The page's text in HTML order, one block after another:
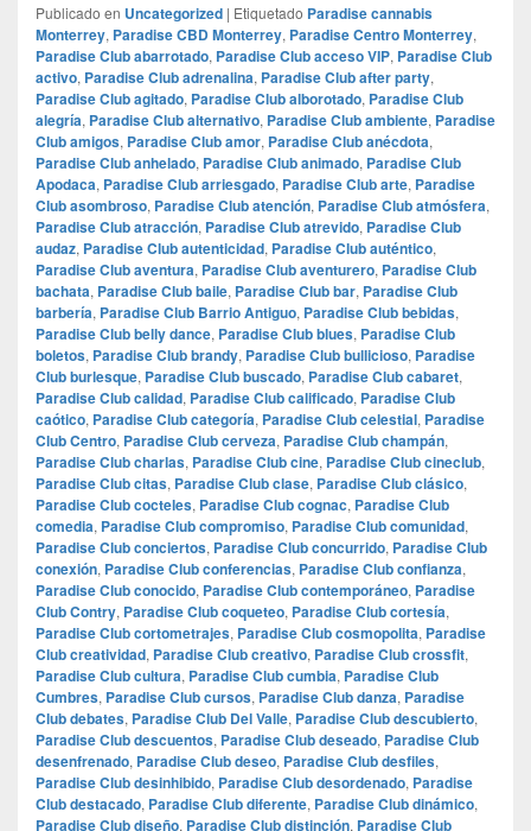
Publicado en Uncategorized | Etiquetado Paradise cannabis
Monterrey, Paradise CBD Monterrey, Paradise Centro Monterrey,
Paradise Club abarrotado, Paradise Club acceso VIP, Paradise Club
activo, Paradise Club adrenalina, Paradise Club after party,
Paradise Club agitado, Paradise Club alborotado, Paradise Club
alegría, Paradise Club alternativo, Paradise Club ambiente, Paradise
Club amigos, Paradise Club amor, Paradise Club anécdota,
Paradise Club anhelado, Paradise Club animado, Paradise Club
Apodaca, Paradise Club arriesgado, Paradise Club arte, Paradise
Club asombroso, Paradise Club atención, Paradise Club atmósfera,
Paradise Club atracción, Paradise Club atrevido, Paradise Club
audaz, Paradise Club autenticidad, Paradise Club auténtico,
Paradise Club aventura, Paradise Club aventurero, Paradise Club
bachata, Paradise Club baile, Paradise Club bar, Paradise Club
barbería, Paradise Club Barrio Antiguo, Paradise Club bebidas,
Paradise Club belly dance, Paradise Club blues, Paradise Club
boletos, Paradise Club brandy, Paradise Club bullicioso, Paradise
Club burlesque, Paradise Club buscado, Paradise Club cabaret,
Paradise Club calidad, Paradise Club calificado, Paradise Club
caótico, Paradise Club categoría, Paradise Club celestial, Paradise
Club Centro, Paradise Club cerveza, Paradise Club champán,
Paradise Club charlas, Paradise Club cine, Paradise Club cineclub,
Paradise Club citas, Paradise Club clase, Paradise Club clásico,
Paradise Club cocteles, Paradise Club cognac, Paradise Club
comedia, Paradise Club compromiso, Paradise Club comunidad,
Paradise Club conciertos, Paradise Club concurrido, Paradise Club
conexión, Paradise Club conferencias, Paradise Club confianza,
Paradise Club conocido, Paradise Club contemporáneo, Paradise
Club Contry, Paradise Club coqueteo, Paradise Club cortesía,
Paradise Club cortometrajes, Paradise Club cosmopolita, Paradise
Club creatividad, Paradise Club creativo, Paradise Club crossfit,
Paradise Club cultura, Paradise Club cumbia, Paradise Club
Cumbres, Paradise Club cursos, Paradise Club danza, Paradise
Club debates, Paradise Club Del Valle, Paradise Club descubierto,
Paradise Club descuentos, Paradise Club deseado, Paradise Club
desenfrenado, Paradise Club deseo, Paradise Club desfiles,
Paradise Club desinhibido, Paradise Club desordenado, Paradise
Club destacado, Paradise Club diferente, Paradise Club dinámico,
Paradise Club diseño, Paradise Club distinción, Paradise Club